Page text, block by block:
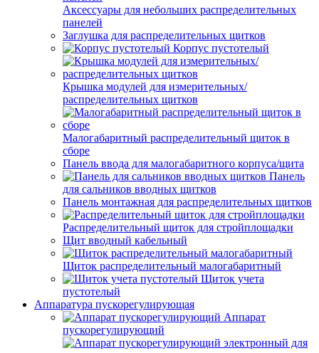
Аксессуары для небольших распределительных
панелей
Заглушка для распределительных щитков
Корпус пустотелый
Крышка модулей для измерительных/
распределительных щитков
Малогабаритный распределительный щиток в
сборе
Панель ввода для малогабаритного корпуса/щита
Панель
для сальников вводных щитков
Панель монтажная для распределительных щитков
Распределительный щиток для стройплощадки
Щит вводный кабельный
Щиток распределительный малогабаритный
Щиток учета
пустотелый
Аппаратура пускорегулирующая
Аппарат
пускорегулирующий